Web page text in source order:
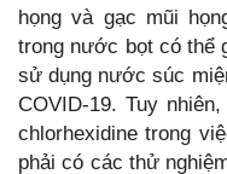
họng và gạc mũi
trong nước bọt có thể
sử dụng nước súc
COVID-19. Tuy
chlorhexidine trong
phải có các thử